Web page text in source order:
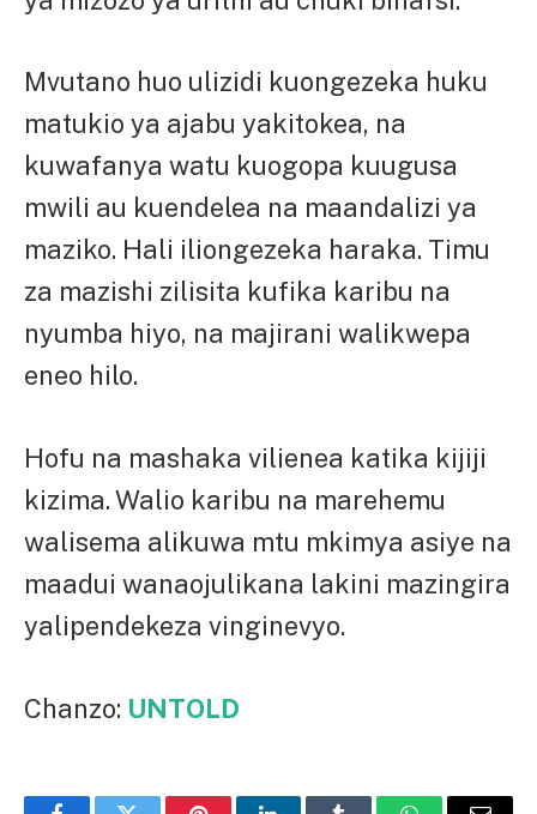
Mvutano huo ulizidi kuongezeka huku
matukio ya ajabu yakitokea, na
kuwafanya watu kuogopa kuugusa
mwili au kuendelea na maandalizi ya
maziko. Hali iliongezeka haraka. Timu
za mazishi zilisita kufika karibu na
nyumba hiyo, na majirani walikwepa
eneo hilo.
Hofu na mashaka vilienea katika kijiji
kizima. Walio karibu na marehemu
walisema alikuwa mtu mkimya asiye na
maadui wanaojulikana lakini mazingira
yalipendekeza vinginevyo.
Chanzo: UNTOLD